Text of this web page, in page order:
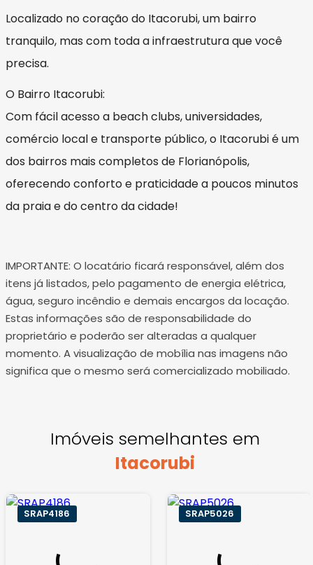
Localizado no coração do Itacorubi, um bairro
tranquilo, mas com toda a infraestrutura que você
precisa.
O Bairro Itacorubi:
Com fácil acesso a beach clubs, universidades,
comércio local e transporte público, o Itacorubi é um
dos bairros mais completos de Florianópolis,
oferecendo conforto e praticidade a poucos minutos
da praia e do centro da cidade!
IMPORTANTE: O locatário ficará responsável, além dos
itens já listados, pelo pagamento de energia elétrica,
água, seguro incêndio e demais encargos da locação.
Estas informações são de responsabilidade do
proprietário e poderão ser alteradas a qualquer
momento. A visualização de mobília nas imagens não
significa que o mesmo será comercializado mobiliado.
Imóveis semelhantes em
Itacorubi
SRAP4186 SRAP5026